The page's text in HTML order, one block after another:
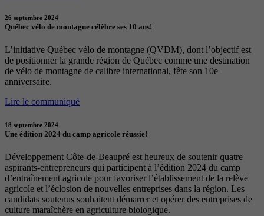
26 septembre 2024
Québec vélo de montagne célèbre ses 10 ans!
L’initiative Québec vélo de montagne (QVDM), dont l’objectif est
de positionner la grande région de Québec comme une destination
de vélo de montagne de calibre international, fête son 10e
anniversaire.
Lire le communiqué
18 septembre 2024
Une édition 2024 du camp agricole réussie!
Développement Côte-de-Beaupré est heureux de soutenir quatre
aspirants-entrepreneurs qui participent à l’édition 2024 du camp
d’entraînement agricole pour favoriser l’établissement de la relève
agricole et l’éclosion de nouvelles entreprises dans la région. Les
candidats soutenus souhaitent démarrer et opérer des entreprises de
culture maraîchère en agriculture biologique.